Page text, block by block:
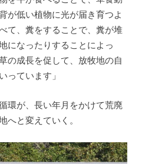
が低い植物に光が届き育つよ
て、糞をすることで、糞が堆
になったりすることによっ
の成長を促して、放牧地の自
っています」
環が、長い年月をかけて荒廃
へと変えていく。